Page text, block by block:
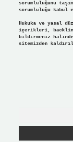
sorumluluğunu
sorumluluğu kabul
Hukuka ve yasal
içerikleri,
bildirmeniz
sitemizden